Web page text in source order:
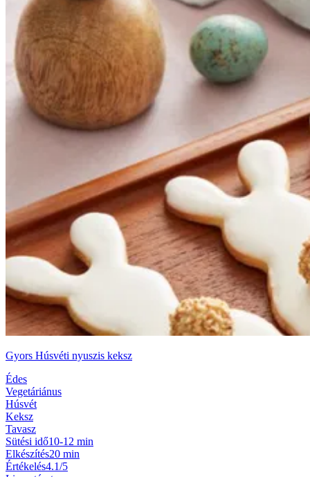
Gyors Húsvéti nyuszis keksz
Édes
Vegetáriánus
Húsvét
Keksz
Tavasz
Sütési idő10-12 min
Elkészítés20 min
Értékelés4.1/5